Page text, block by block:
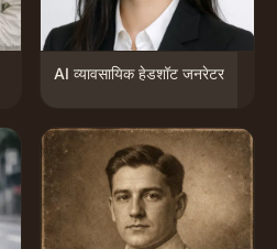
AI व्यावसायिक हेडशॉट जनरेटर